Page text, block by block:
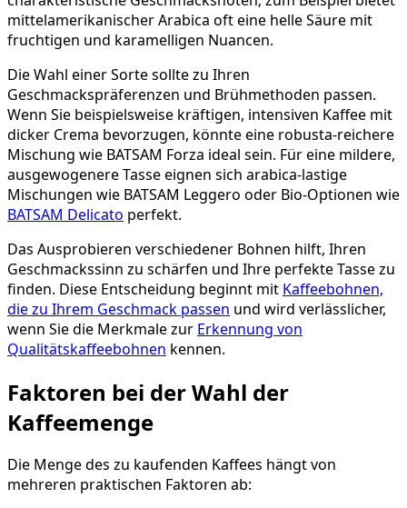
mittelamerikanischer Arabica oft eine helle Säure mit
fruchtigen und karamelligen Nuancen.
Die Wahl einer Sorte sollte zu Ihren
Geschmackspräferenzen und Brühmethoden passen.
Wenn Sie beispielsweise kräftigen, intensiven Kaffee mit
dicker Crema bevorzugen, könnte eine robusta-reichere
Mischung wie BATSAM Forza ideal sein. Für eine mildere,
ausgewogenere Tasse eignen sich arabica-lastige
Mischungen wie BATSAM Leggero oder Bio-Optionen wie
BATSAM Delicato perfekt.
Das Ausprobieren verschiedener Bohnen hilft, Ihren
Geschmackssinn zu schärfen und Ihre perfekte Tasse zu
finden. Diese Entscheidung beginnt mit Kaffeebohnen,
die zu Ihrem Geschmack passen und wird verlässlicher,
wenn Sie die Merkmale zur Erkennung von
Qualitätskaffeebohnen kennen.
Faktoren bei der Wahl der
Kaffeemenge
Die Menge des zu kaufenden Kaffees hängt von
mehreren praktischen Faktoren ab: